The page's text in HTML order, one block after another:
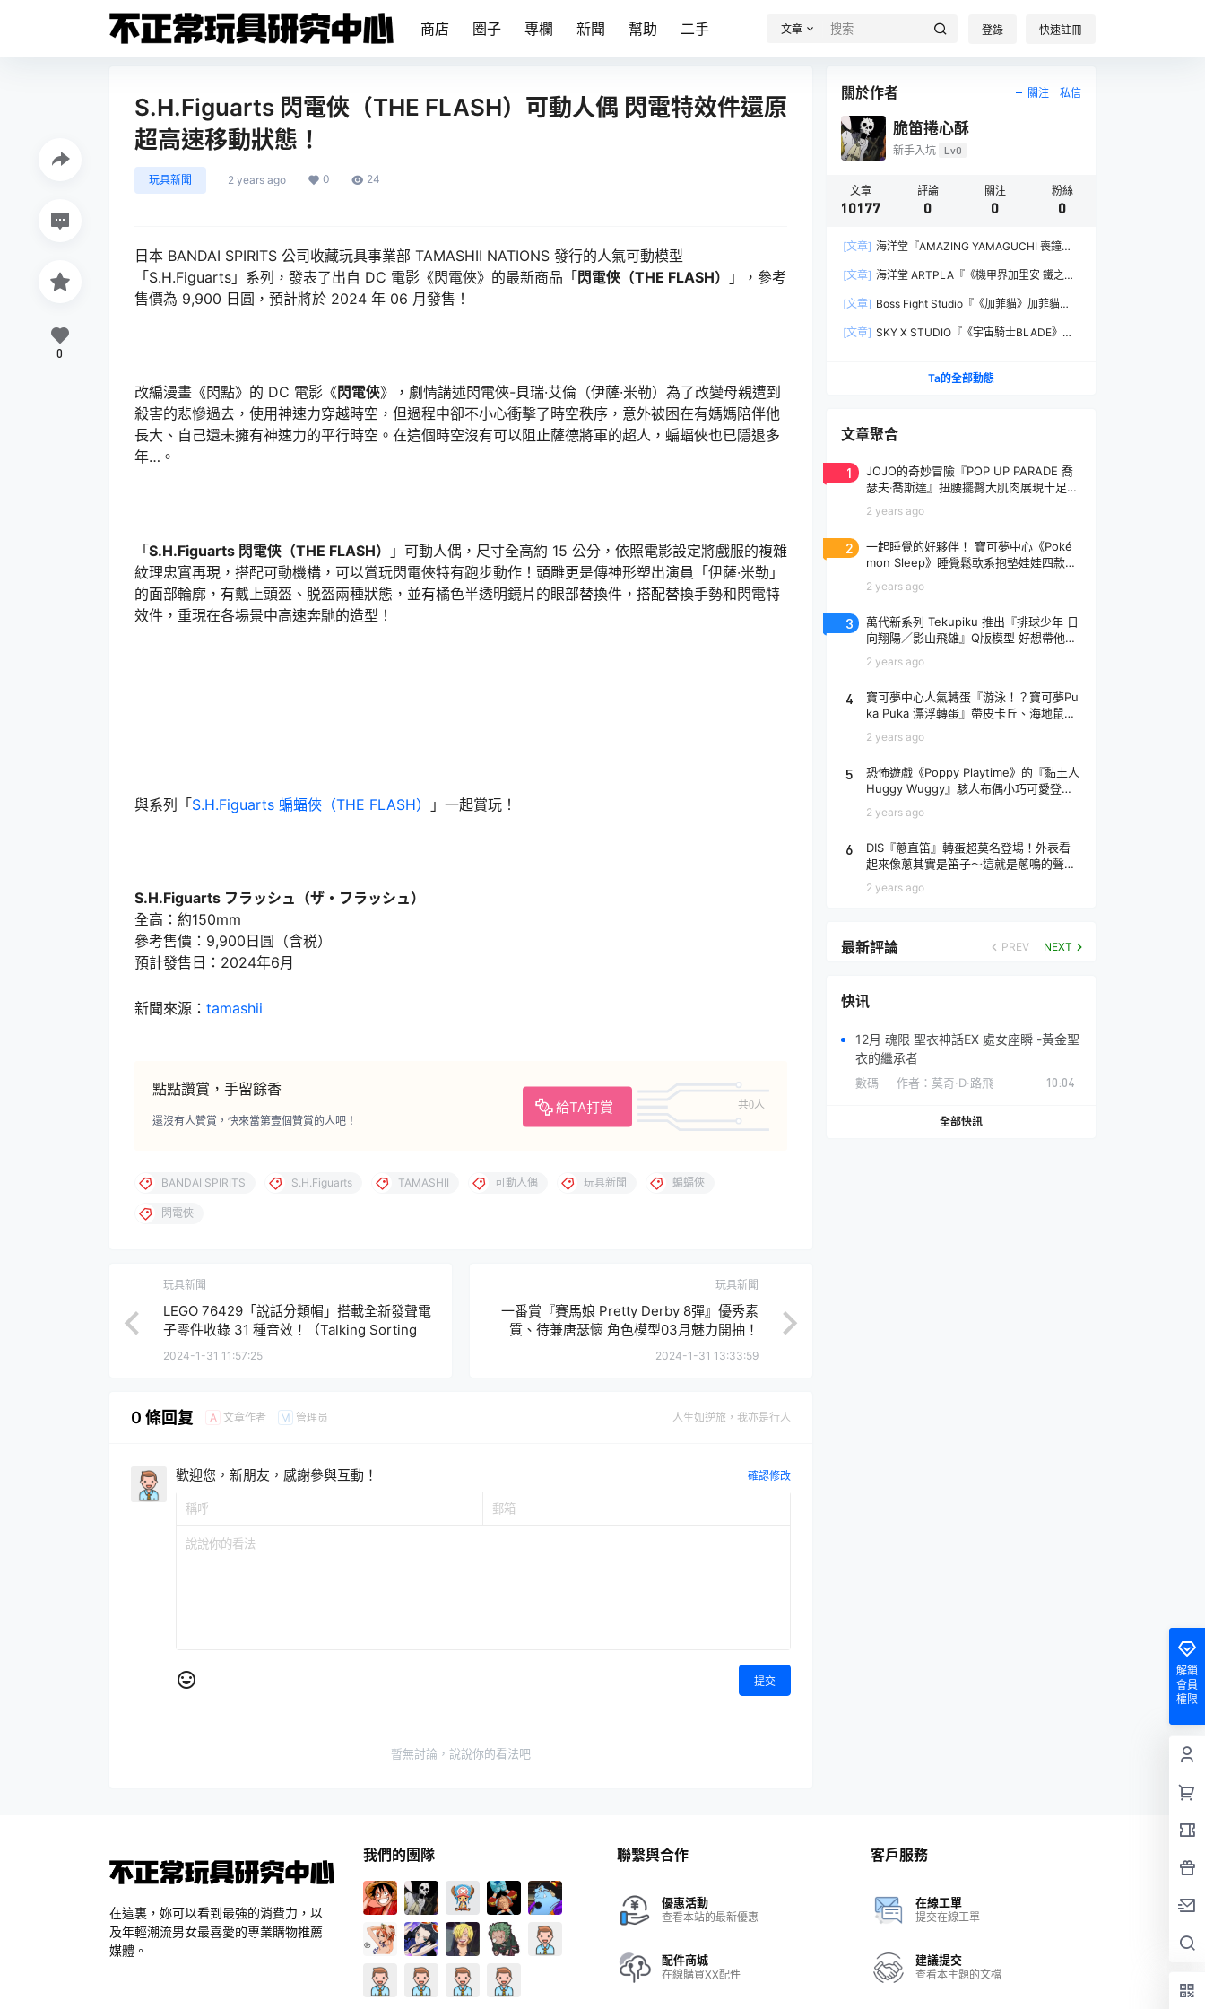
商店 圈子 專欄 新聞 幫助 二手 文章 登錄 快速註冊
S.H.Figuarts 閃電俠（THE FLASH）可動人偶 閃電特效件還原
超高速移動狀態！
玩具新聞 2 years ago 0 24
日本 BANDAI SPIRITS 公司收藏玩具事業部 TAMASHII NATIONS 發行的人氣可動模型
「S.H.Figuarts」系列，發表了出自 DC 電影《閃電俠》的最新商品「 閃電俠（THE FLASH）
」，參考
售價為 9,900 日圓，預計將於 2024 年 06 月發售！
改編漫畫《閃點》的 DC 電影《閃電俠》，劇情講述閃電俠-貝瑞·艾倫（伊薩·米勒）為了改變母親遭到
殺害的悲慘過去，使用神速力穿越時空，但過程中卻不小心衝擊了時空秩序，意外被困在有媽媽陪伴他
長大、自己還未擁有神速力的平行時空。在這個時空沒有可以阻止薩德將軍的超人，蝙蝠俠也已隱退多
年…。
「S.H.Figuarts 閃電俠（THE FLASH）
」可動人偶，尺寸全高約 15 公分，依照電影設定將戲服的複雜
紋理忠實再現，搭配可動機構，可以賞玩閃電俠特有跑步動作！頭雕更是傳神形塑出演員「伊薩·米勒」
的面部輪廓，有戴上頭盔、脱盔兩種狀態，並有橘色半透明鏡片的眼部替換件，搭配替換手勢和閃電特
效件，重現在各場景中高速奔馳的造型！
與系列「S.H.Figuarts 蝙蝠俠（THE FLASH） 」一起賞玩！
S.H.Figuarts フラッシュ（ザ・フラッシュ）
全高：約150mm
參考售價：9,900日圓（含税）
預計發售日：2024年6月
新聞來源： tamashii
點點讚賞，手留餘香
給TA打賞 共0人
還沒有人贊賞，快來當第壹個贊賞的人吧！
0
BANDAI SPIRITS S.H.Figuarts TAMASHII 可動人偶 玩具新聞 蝙蝠俠
閃電俠
玩具新聞
LEGO 76429「說話分類帽」搭載全新發聲電
子零件收錄 31 種音效！（Talking Sorting
Hat）
2024-1-31 11:57:25
玩具新聞
一番賞『賽馬娘 Pretty Derby 8彈』優秀素
質、待兼唐瑟懷 角色模型03月魅力開抽！
2024-1-31 13:33:59
0 條回复 A 文章作者 M 管理员 人生如逆旅，我亦是行人
歡迎您，新朋友，感謝參與互動！ 確認修改
提交
暫無討論，說說你的看法吧
關於作者 關注 私信
脆笛捲心酥
新手入坑 Lv0
文章
10177
評論
0
關注
0
粉絲
0
[文章] 海洋堂『AMAZING YAMAGUCHI 喪鐘
之刃與大魄力火焰特效！
[文章] 海洋堂 ARTPLA『《機甲界加里安 鐵之紋
規再現！
[文章] Boss Fight Studio『《加菲貓》加菲貓
受到的龐大份量！
[文章] SKY X STUDIO『《宇宙騎士BLADE》
Ta的全部動態
文章聚合
1
JOJO的奇妙冒險『POP UP PARADE 喬
瑟夫‧喬斯達』扭腰擺臀大肌肉展現十足騷
2 years ago
2
一起睡覺的好夥伴！ 寶可夢中心《Poké
mon Sleep》睡覺鬆軟系抱墊娃娃四款登
2 years ago
3
萬代新系列 Tekupiku 推出『排球少年 日
向翔陽／影山飛雄』Q版模型 好想帶他出
2 years ago
4
寶可夢中心人氣轉蛋『游泳！？寶可夢Pu
ka Puka 漂浮轉蛋』帶皮卡丘、海地鼠去
2 years ago
5
恐怖遊戲《Poppy Playtime》的『黏土人
Huggy Wuggy』駭人布偶小巧可愛登
2 years ago
6
DIS『蔥直笛』轉蛋超莫名登場！外表看
起來像蔥其實是笛子～這就是蔥鳴的聲音
2 years ago
最新評論 PREV NEXT
快讯
12月 魂限 聖衣神話EX 處女座瞬 -黃金聖
衣的繼承者
數碼 作者： 莫奇·D·路飛 10:04
全部快訊
解鎖
會員
權限
在這裏，妳可以看到最強的消費力，以
及年輕潮流男女最喜愛的專業購物推薦
媒體。
我們的團隊 聯繫與合作
優惠活動
查看本站的最新優惠
配件商城
在線購買XX配件
客戶服務
在線工單
提交在線工單
建議提交
查看本主題的文檔